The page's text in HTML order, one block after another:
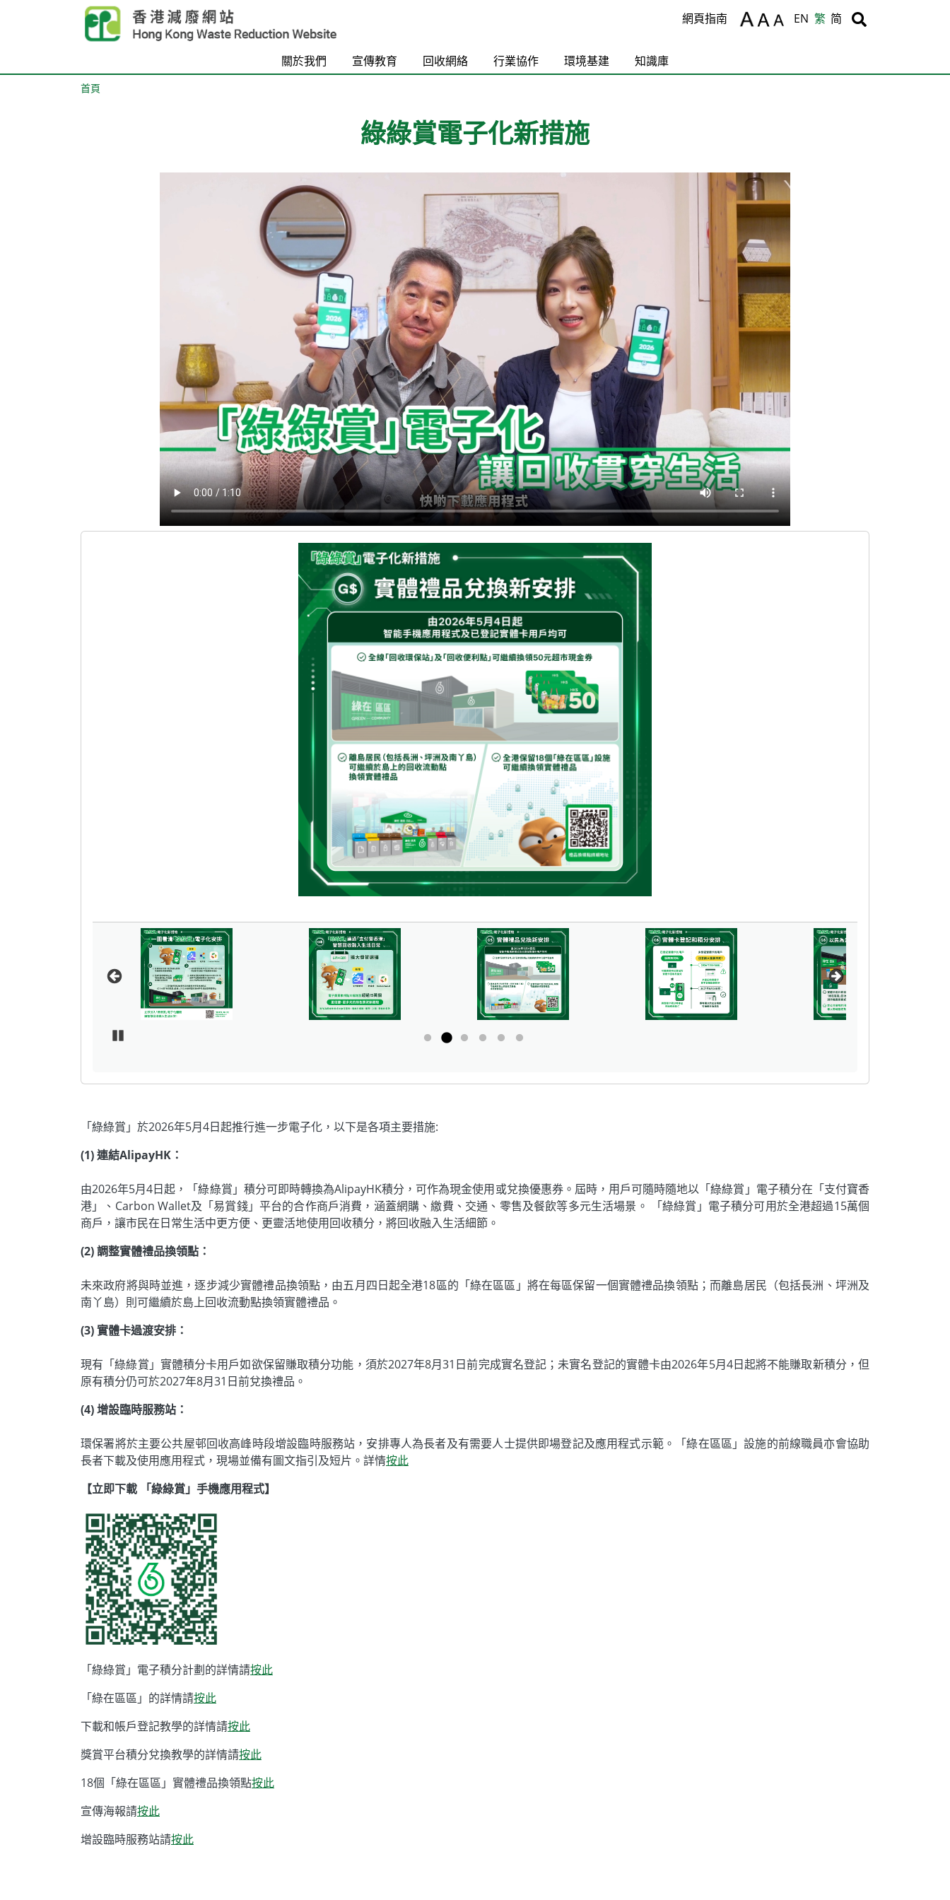
Skip to main content
Body
網頁指南 EN 繁 简 Body
關於我們 宣傳教育 回收網絡 行業協作 環境基建 知識庫
首頁
綠綠賞電子化新措施
「綠綠賞」於2026年5月4日起推行進一步電子化，以下是各項主要措施:
(1) 連結AlipayHK：
由2026年5月4日起，「綠綠賞」積分可即時轉換為AlipayHK積分，可作為現金使用或兌換優惠券。屆時，用戶可隨時隨地以「綠綠賞」電子積分在「支付寶香
港」、Carbon Wallet及「易賞錢」平台的合作商戶消費，涵蓋網購、繳費、交通、零售及餐飲等多元生活場景。 「綠綠賞」電子積分可用於全港超過15萬個
商戶，讓市民在日常生活中更方便、更靈活地使用回收積分，將回收融入生活細節。
(2) 調整實體禮品換領點：
未來政府將與時並進，逐步減少實體禮品換領點，由五月四日起全港18區的「綠在區區」將在每區保留一個實體禮品換領點；而離島居民（包括長洲、坪洲及
南丫島）則可繼續於島上回收流動點換領實體禮品。
(3) 實體卡過渡安排：
現有「綠綠賞」實體積分卡用戶如欲保留賺取積分功能，須於2027年8月31日前完成實名登記；未實名登記的實體卡由2026年5月4日起將不能賺取新積分，但
原有積分仍可於2027年8月31日前兌換禮品。
(4) 增設臨時服務站：
環保署將於主要公共屋邨回收高峰時段增設臨時服務站，安排專人為長者及有需要人士提供即場登記及應用程式示範。「綠在區區」設施的前線職員亦會協助
長者下載及使用應用程式，現場並備有圖文指引及短片。詳情按此
【立即下載 「綠綠賞」手機應用程式】
「綠綠賞」電子積分計劃的詳情請按此
「綠在區區」的詳情請按此
下載和帳戶登記教學的詳情請按此
獎賞平台積分兌換教學的詳情請按此
18個「綠在區區」實體禮品換領點按此
宣傳海報請按此
增設臨時服務站請按此